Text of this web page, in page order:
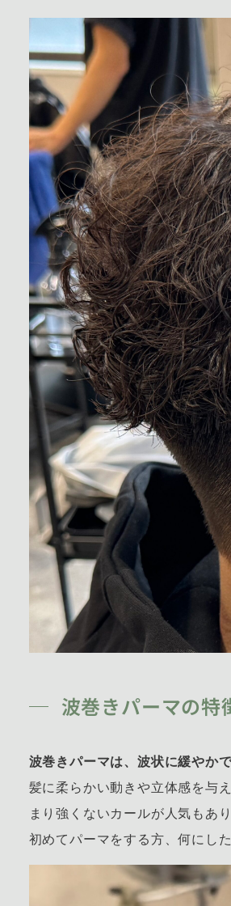
波巻きパーマの特
波巻きパーマは、波状に緩やか
髪に柔らかい動きや立体感を与
まり強くないカールが人気もあ
初めてパーマをする方、何にし